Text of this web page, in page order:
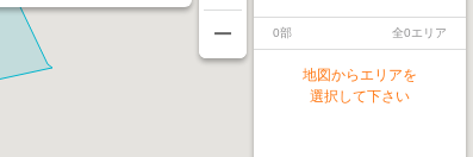
0部 全0エリア
地図からエリアを
選択して下さい